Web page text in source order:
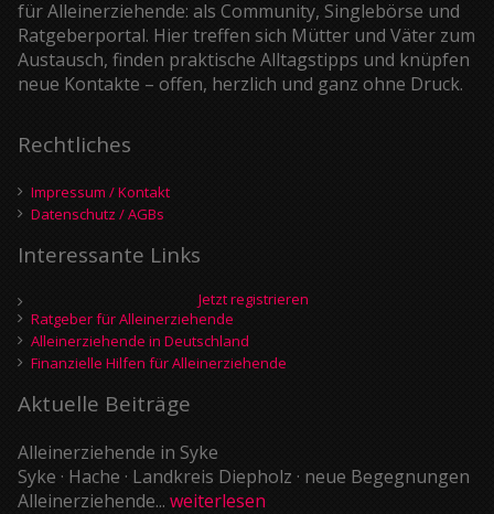
für Alleinerziehende: als Community, Singlebörse und
Ratgeberportal. Hier treffen sich Mütter und Väter zum
Austausch, finden praktische Alltagstipps und knüpfen
neue Kontakte – offen, herzlich und ganz ohne Druck.
Rechtliches
Impressum / Kontakt
Datenschutz / AGBs
Interessante Links
Jetzt registrieren
Ratgeber für Alleinerziehende
Alleinerziehende in Deutschland
Finanzielle Hilfen für Alleinerziehende
Aktuelle Beiträge
Alleinerziehende in Syke
Syke · Hache · Landkreis Diepholz · neue Begegnungen
Alleinerziehende... weiterlesen